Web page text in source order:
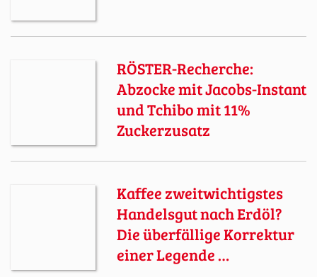
RÖSTER-Recherche:
Abzocke mit Jacobs-Instant
und Tchibo mit 11%
Zuckerzusatz
Kaffee zweitwichtigstes
Handelsgut nach Erdöl?
Die überfällige Korrektur
einer Legende …